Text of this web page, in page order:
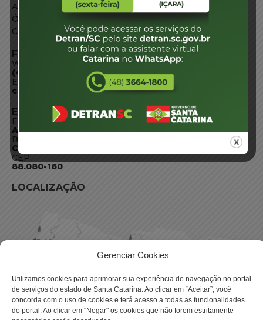
Gerenciar Cookies
Utilizamos cookies para aprimorar sua experiência de navegação no portal
de serviços do estado de Santa Catarina. Ao clicar em “Aceitar”, você
concorda com o uso de cookies e terá acesso a todas as funcionalidades
do portal. Ao clicar em "Negar" os cookies que não forem estritamente
Acesso à Informação
Órgãos do Governo
Conheça SC
FALE CONOSCO
WhatsApp:
(48) 3664-1800
E-mail:
centraldeinformacoes@detran.sc.gov.br
ENDEREÇO
Endereço:
Av. Almirante Tamandaré - 480
Bairro:
Coqueiros, Florianópolis SC
CEP:
88.080-160
LOCALIZAÇÃO